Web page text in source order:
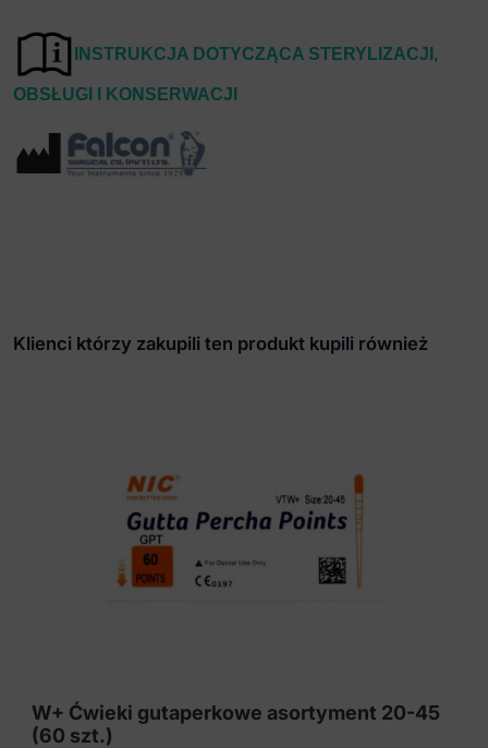
NSTRUKCJA DOTYCZĄCA STERYLIZACJI,
OBSŁUGI I KONSERWACJI
Klienci którzy zakupili ten produkt kupili również
W+ Ćwieki gutaperkowe asortyment 20-45
(60 szt.)